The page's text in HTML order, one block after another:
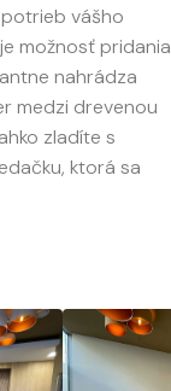
vášho
možnosť pridania
nahrádza
medzi drevenou
zladíte s
ktorá sa